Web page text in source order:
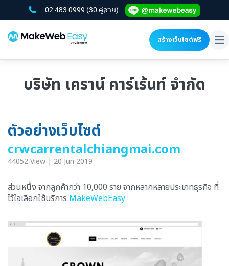
02 483 0999 (30 คู่สาย)
สร้างเว็บไซต์ฟรี
บริษัท เคราน์ คาร์เร้นท์ จำกัด
ตัวอย่างเว็บไซต์
crwcarrentalchiangmai.com
44052 View | 20 Jun 2019
ส่วนหนึ่ง จากลูกค้ากว่า 10,000 ราย จากหลากหลายประเภทธุรกิจ ที่
ไว้ใจเลือกใช้บริการ MakeWebEasy